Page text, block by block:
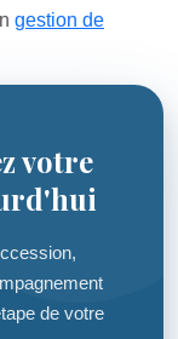
gestion de
votre
de votre